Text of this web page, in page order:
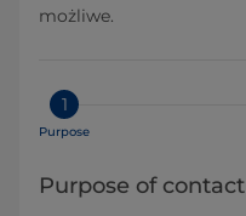
możliwe.
1
Purpose
Purpose of contact